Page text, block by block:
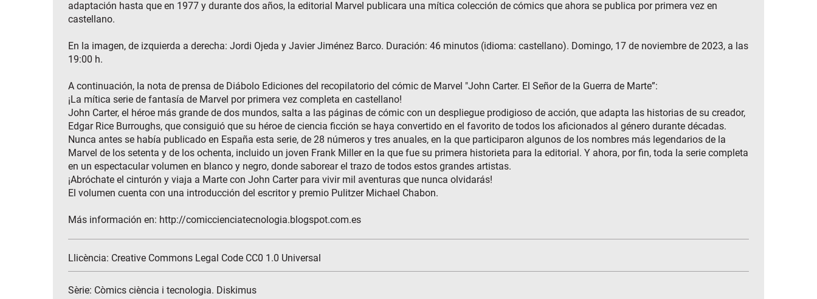
adaptación hasta que en 1977 y durante dos años, la editorial Marvel publicara una mítica colección de cómics que ahora se publica por primera vez en
castellano.
En la imagen, de izquierda a derecha: Jordi Ojeda y Javier Jiménez Barco. Duración: 46 minutos (idioma: castellano). Domingo, 17 de noviembre de 2023, a las
19:00 h.
A continuación, la nota de prensa de Diábolo Ediciones del recopilatorio del cómic de Marvel "John Carter. El Señor de la Guerra de Marte”:
¡La mítica serie de fantasía de Marvel por primera vez completa en castellano!
John Carter, el héroe más grande de dos mundos, salta a las páginas de cómic con un despliegue prodigioso de acción, que adapta las historias de su creador,
Edgar Rice Burroughs, que consiguió que su héroe de ciencia ficción se haya convertido en el favorito de todos los aficionados al género durante décadas.
Nunca antes se había publicado en España esta serie, de 28 números y tres anuales, en la que participaron algunos de los nombres más legendarios de la
Marvel de los setenta y de los ochenta, incluido un joven Frank Miller en la que fue su primera historieta para la editorial. Y ahora, por fin, toda la serie completa
en un espectacular volumen en blanco y negro, donde saborear el trazo de todos estos grandes artistas.
¡Abróchate el cinturón y viaja a Marte con John Carter para vivir mil aventuras que nunca olvidarás!
El volumen cuenta con una introducción del escritor y premio Pulitzer Michael Chabon.
Más información en: http://comiccienciatecnologia.blogspot.com.es
Llicència: Creative Commons Legal Code CC0 1.0 Universal
Sèrie: Còmics ciència i tecnologia. Diskimus